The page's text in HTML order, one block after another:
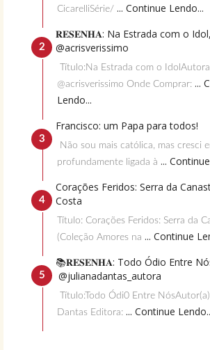
CicarelliSérie/ ... Continue Lendo...
𝐑𝐄𝐒𝐄𝐍𝐇𝐀: Na Estrada com o
@acrisverissimo
Título:Na Estrada com o
@acrisverissimo Onde Comprar: ...
Lendo...
Francisco: um Papa para todos!
Não sou mais católica, mas cresci
profundamente ligada à ...
Corações Feridos: Serra da
Costa
Título: Corações Feridos: Serra da
(Coleção Amores na ... Continue
📚𝐑𝐄𝐒𝐄𝐍𝐇𝐀: Todo Ódio Entre
@julianadantas_autora
Título:Todo Ódi0 Entre
Dantas Editora: ... Continue